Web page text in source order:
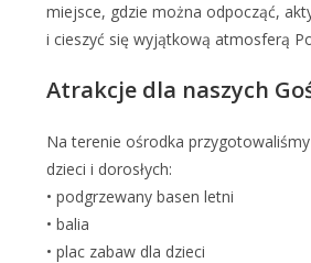
miejsce, gdzie można odpocząć,
i cieszyć się wyjątkową atmosferą
Atrakcje dla naszych
Na terenie ośrodka
dzieci i dorosłych:
• podgrzewany basen letni
• balia
• plac zabaw dla dzieci